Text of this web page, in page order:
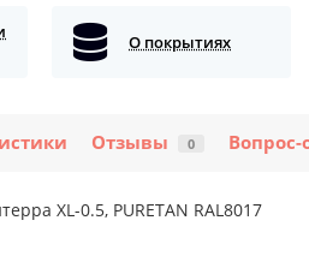
О покрытиях
Отзывы 0 Вопрос-
XL-0.5, PURETAN RAL8017